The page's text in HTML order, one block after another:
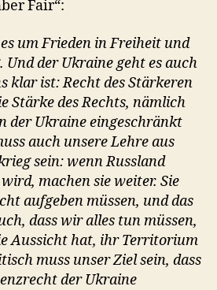
Fair“:
um Frieden in Freiheit und
Und der Ukraine geht es auch
klar ist: Recht des Stärkeren
Stärke des Rechts, nämlich
der Ukraine eingeschränkt
auch unsere Lehre aus
sein: wenn Russland
machen sie weiter. Sie
aufgeben müssen, und das
dass wir alles tun müssen,
Aussicht hat, ihr Territorium
muss unser Ziel sein, dass
der Ukraine